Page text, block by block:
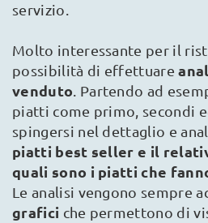
servizio.
Molto interessante per il
possibilità di effettuare
venduto. Partendo ad
piatti come primo, secondi
spingersi nel dettaglio e
piatti best seller e il
quali sono i piatti che
Le analisi vengono sempre
grafici che permettono di